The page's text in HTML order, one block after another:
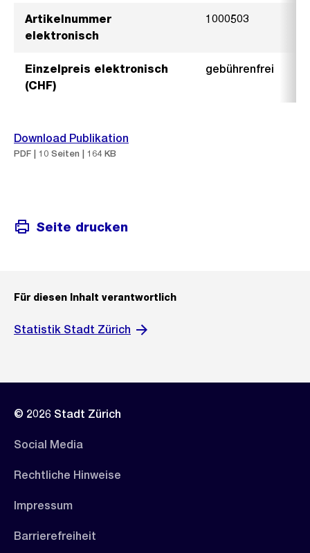
Artikelnummer
elektronisch
1000503
Einzelpreis elektronisch
(CHF)
gebührenfrei
Download Publikation
PDF | 10 Seiten | 164 KB
Seite drucken
Für diesen Inhalt verantwortlich
Statistik Stadt Zürich
© 2026 Stadt Zürich
Social Media
Rechtliche Hinweise
Impressum
Barrierefreiheit